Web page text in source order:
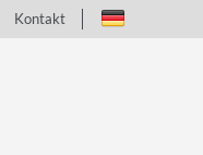
Kontakt